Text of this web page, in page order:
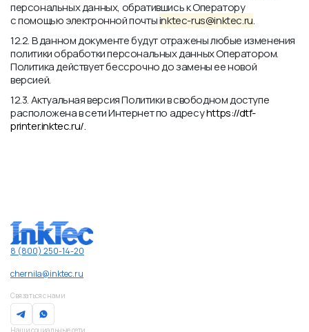
персональных данных, обратившись к Оператору
с помощью электронной почтыinktec-rus@inktec.ru.
12.2. В данном документе будут отражены любые изменения
политики обработки персональных данных Оператором.
Политика действует бессрочно до замены ее новой
версией.
12.3. Актуальная версия Политики в свободном доступе
расположена в сети Интернет по адресуhttps://dtf-
printer.inktec.ru/.
8 (800) 250-14-20
chernila@inktec.ru
Связаться с нами
Наши социальные сети